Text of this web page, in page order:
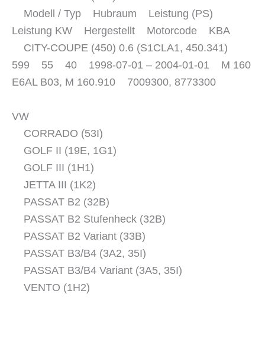
Modell / Typ Hubraum Leistung (PS)
Leistung KW Hergestellt Motorcode KBA
CITY-COUPE (450) 0.6 (S1CLA1, 450.341)
599 55 40 1998-07-01 – 2004-01-01 M 160
E6AL B03, M 160.910 7009300, 8773300
VW
CORRADO (53I)
GOLF II (19E, 1G1)
GOLF III (1H1)
JETTA III (1K2)
PASSAT B2 (32B)
PASSAT B2 Stufenheck (32B)
PASSAT B2 Variant (33B)
PASSAT B3/B4 (3A2, 35I)
PASSAT B3/B4 Variant (3A5, 35I)
VENTO (1H2)